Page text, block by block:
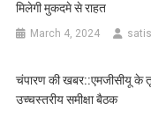
मिलेगी मुकदमे से राहत
March 4, 2024
चंपारण की खबर::एमजीसीयू के
उच्चस्तरीय समीक्षा बैठक